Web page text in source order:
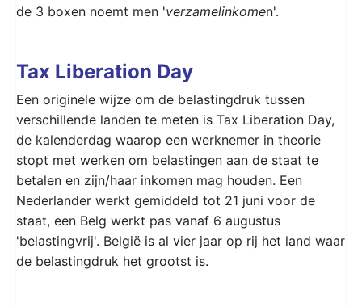
de 3 boxen noemt men 'verzamelinkomen'.
Tax Liberation Day
Een originele wijze om de belastingdruk tussen
verschillende landen te meten is Tax Liberation Day,
de kalenderdag waarop een werknemer in theorie
stopt met werken om belastingen aan de staat te
betalen en zijn/haar inkomen mag houden. Een
Nederlander werkt gemiddeld tot 21 juni voor de
staat, een Belg werkt pas vanaf 6 augustus
'belastingvrij'. België is al vier jaar op rij het land waar
de belastingdruk het grootst is.